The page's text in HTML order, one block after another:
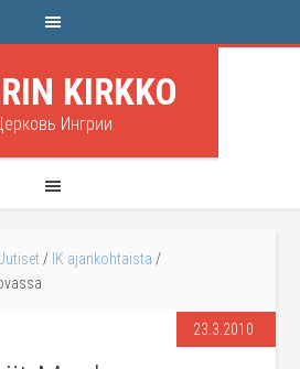
KIRKKO
Ингрии
/ IK ajankohtaista /
23.3.2010